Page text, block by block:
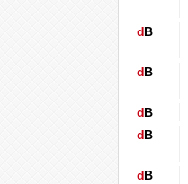
dB
dB
dB
dB
dB